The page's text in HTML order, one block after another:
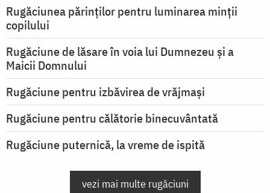
Rugăciunea părinților pentru luminarea minţii
copilului
Rugăciune de lăsare în voia lui Dumnezeu şi a
Maicii Domnului
Rugăciune pentru izbăvirea de vrăjmași
Rugăciune pentru călătorie binecuvântată
Rugăciune puternică, la vreme de ispită
vezi mai multe rugăciuni